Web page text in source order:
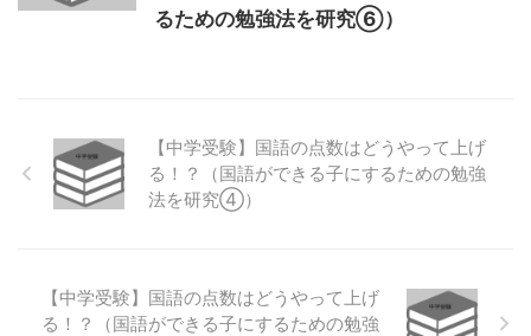
るための勉強法を研究⑥）
【中学受験】国語の点数はどうやって上げ
る！？（国語ができる子にするための勉強
法を研究④）
【中学受験】国語の点数はどうやって上げ
る！？（国語ができる子にするための勉強